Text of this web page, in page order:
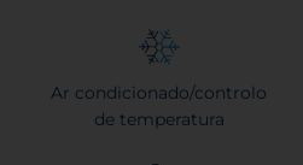
Ar condicionado/controlo
de temperatura